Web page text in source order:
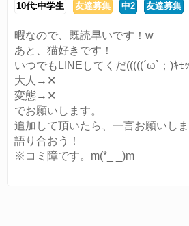
10代:中学生 友達募集 中2 友達募集
暇なので、既読早いです！‪w
あと、猫好きです！
いつでもLINEしてくだ(((((´ω`；)ｷﾓ
大人→✕
変態→✕
でお願いします。
追加して頂いたら、一言お願いしま
語り合おう！
※コミ障です。m(*_ _)m